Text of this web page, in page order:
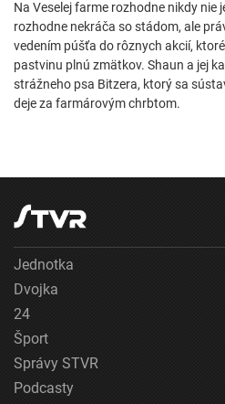
Na Veselej farme rozhodne nikdy nie
rozhodne nekráča so stádom, ale
vedením púšťa do rôznych akcií,
pastvinu plnú zmätkov. Shaun a jej
strážneho psa Bitzera, ktorý sa
deje za farmárovým chrbtom.
Jednotka
Dvojka
24
Šport
Správy STVR
Podcasty